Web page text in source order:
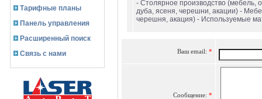
Тарифные планы
Панель управления
Расширенный поиск
Связь с нами
- Столярное производство (мебель,
дуба, ясеня, черешни, акации) -
черешня, акация) - Используемые
Ваш email: *
Сообщение: *